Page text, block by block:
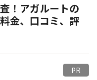
！アガルートの
金、口コミ、評
PR